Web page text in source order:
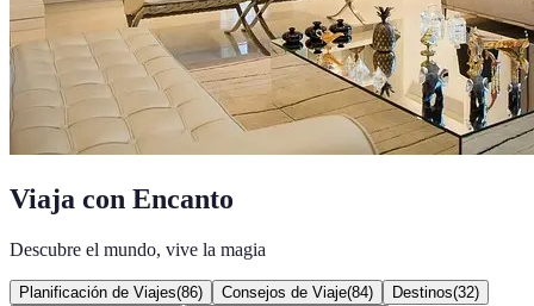
Viaja con Encanto
Descubre el mundo, vive la magia
Planificación de Viajes(86) Consejos de Viaje(84) Destinos(32)